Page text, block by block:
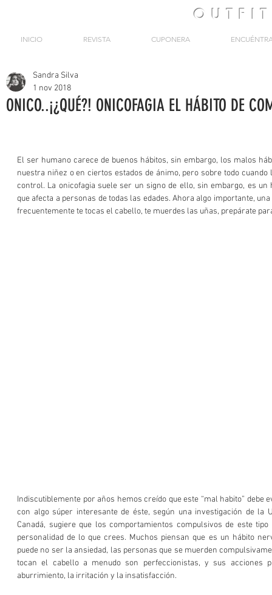
OUTFIT
INICIO REVISTA CUPONERA
ONICO..¡¿QUÉ?! ONICOFAGIA EL HÁBITO DE
Sandra Silva
1 nov 2018
El ser humano carece de buenos hábitos, sin embargo, los malos
nuestra niñez o en ciertos estados de ánimo, pero sobre todo
control. La onicofagia suele ser un signo de ello, sin embargo, es
que afecta a personas de todas las edades. Ahora algo importante,
frecuentemente te tocas el cabello, te muerdes las uñas, prepárate
Indiscutiblemente por años hemos creído que este “mal habito” debe
con algo súper interesante de éste, según una investigación de la
Canadá, sugiere que los comportamientos compulsivos de este
personalidad de lo que crees. Muchos piensan que es un hábito
puede no ser la ansiedad, las personas que se muerden
tocan el cabello a menudo son perfeccionistas, y sus acciones
aburrimiento, la irritación y la insatisfacción.